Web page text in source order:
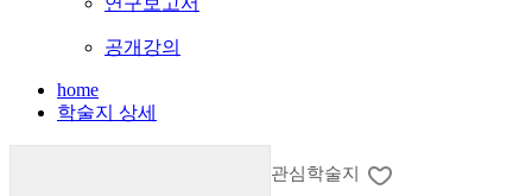
공개강의
home
학술지 상세
관심학술지